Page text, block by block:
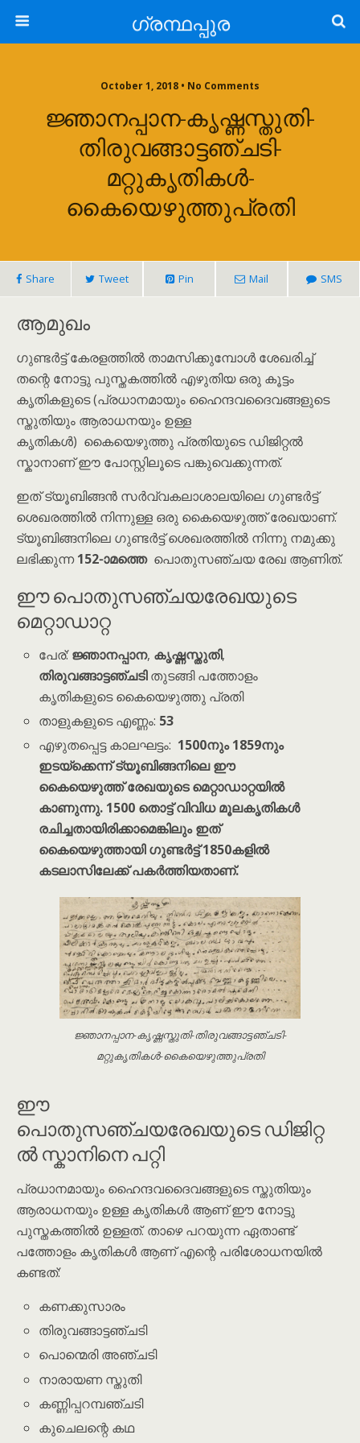
ഗ്രന്ഥപ്പുര
October 1, 2018 • No Comments
ജ്ഞാനപ്പാന-കൃഷ്ണസ്തുതി-
തിരുവങ്ങാട്ടഞ്ചടി-
മറ്റുകൃതികൾ-
കൈയെഴുത്തുപ്രതി
Share Tweet Pin Mail SMS
ആമുഖം
ഗുണ്ടർട്ട് കേരളത്തിൽ താമസിക്കുമ്പോൾ ശേഖരിച്ച്
തന്റെ നോട്ടു പുസ്തകത്തിൽ എഴുതിയ ഒരു കൂട്ടം
കൃതികളുടെ (പ്രധാനമായും ഹൈന്ദവദൈവങ്ങളുടെ
സ്തുതിയും ആരാധനയും ഉള്ള
കൃതികൾ) കൈയെഴുത്തു പ്രതിയുടെ ഡിജിറ്റൽ
സ്കാനാണ് ഈ പോസ്റ്റിലൂടെ പങ്കുവെക്കുന്നത്.
ഇത് ട്യൂബിങ്ങൻ സർവ്വകലാശാലയിലെ ഗുണ്ടർട്ട്
ശെഖരത്തിൽ നിന്നുള്ള ഒരു കൈയെഴുത്ത് രേഖയാണ്.
ട്യൂബിങ്ങനിലെ ഗുണ്ടർട്ട് ശെഖരത്തിൽ നിന്നു നമുക്കു
ലഭിക്കുന്ന152-ാമത്തെപൊതുസഞ്ചയ രേഖ ആണിത്.
ഈ പൊതുസഞ്ചയരേഖയുടെ
മെറ്റാഡാറ്റ
പേര്:ജ്ഞാനപ്പാന, കൃഷ്ണസ്തുതി,
തിരുവങ്ങാട്ടഞ്ചടിതുടങ്ങി പത്തോളം
കൃതികളുടെ കൈയെഴുത്തു പ്രതി
താളുകളുടെ എണ്ണം: 53
എഴുതപ്പെട്ട കാലഘട്ടം: 1500നും 1859നും
ഇടയ്ക്കെന്ന് ട്യൂബിങ്ങനിലെ ഈ
കൈയെഴുത്ത് രേഖയുടെ മെറ്റാഡാറ്റയിൽ
കാണുന്നു. 1500 തൊട്ട് വിവിധ മൂലകൃതികൾ
രചിച്ചതായിരിക്കാമെങ്കിലും ഇത്
കൈയെഴുത്തായി ഗുണ്ടർട്ട് 1850കളിൽ
കടലാസിലേക്ക് പകർത്തിയതാണ്.
ജ്ഞാനപ്പാന-കൃഷ്ണസ്തുതി-തിരുവങ്ങാട്ടഞ്ചടി-
മറ്റുകൃതികൾ-കൈയെഴുത്തുപ്രതി
ഈ
പൊതുസഞ്ചയരേഖയുടെ ഡിജിറ്റ
ൽ സ്കാനിനെ പറ്റി
പ്രധാനമായും ഹൈന്ദവദൈവങ്ങളുടെ സ്തുതിയും
ആരാധനയും ഉള്ള കൃതികൾ ആണ് ഈ നോട്ടു
പുസ്തകത്തിൽ ഉള്ളത്. താഴെ പറയുന്ന ഏതാണ്ട്
പത്തോളം കൃതികൾ ആണ് എന്റെ പരിശോധനയിൽ
കണ്ടത്:
കണക്കുസാരം
തിരുവങ്ങാട്ടഞ്ചടി
പൊന്മെരി അഞ്ചടി
നാരായണ സ്തുതി
കണ്ണിപ്പറമ്പഞ്ചടി
കുചെലന്റെ കഥ